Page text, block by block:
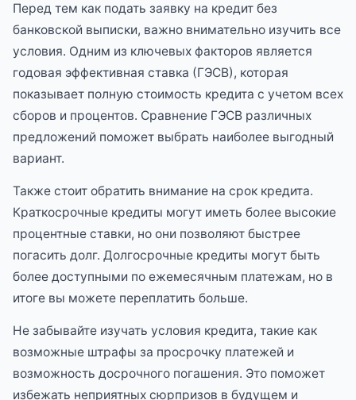
Перед тем как подать заявку на кредит без
банковской выписки, важно внимательно изучить все
условия. Одним из ключевых факторов является
годовая эффективная ставка (ГЭСВ), которая
показывает полную стоимость кредита с учетом всех
сборов и процентов. Сравнение ГЭСВ различных
предложений поможет выбрать наиболее выгодный
вариант.
Также стоит обратить внимание на срок кредита.
Краткосрочные кредиты могут иметь более высокие
процентные ставки, но они позволяют быстрее
погасить долг. Долгосрочные кредиты могут быть
более доступными по ежемесячным платежам, но в
итоге вы можете переплатить больше.
Не забывайте изучать условия кредита, такие как
возможные штрафы за просрочку платежей и
возможность досрочного погашения. Это поможет
избежать неприятных сюрпризов в будущем и